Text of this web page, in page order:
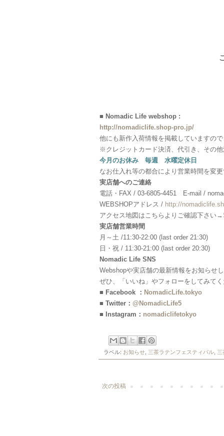
■ Nomadic Life webshop :
http://nomadiclife.shop-pro.jp/
他にも新作入荷情報を掲載していますの
※クレジットカード決済、代引き、その
今月のお休み 毎週 水曜定休日
なお仕入れ等の都合により営業時間を変
実店舗へのご連絡
電話・FAX / 03-6805-4451 E-mail /
WEBSHOPアドレス / http://
アクセス地図はこちらよりご確認下さい→
実店舗営業時間
月～土 /11:30-22:00 (last order 21:30)
日・祝 / 11:30-21:00 (last order 20:30)
Nomadic Life SNS
Webshopや実店舗の最新情報をお知らせ
ぜひ、「いいね」やフォローをしてみて
■ Facebook ： NomadicLife.tokyo
■ Twitter： @NomadicLife5
■ Instagram： nomadiclifetokyo
ラベル: お知らせ 三茶ラテンフェスティバル 三
次の投稿